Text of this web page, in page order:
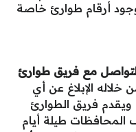
أرقام طوارئ خاصة
للتواصل مع فريق طوارئ
خلاله الإبلاغ عن أي
فريق الطوارئ
المحافظات طيلة أيام